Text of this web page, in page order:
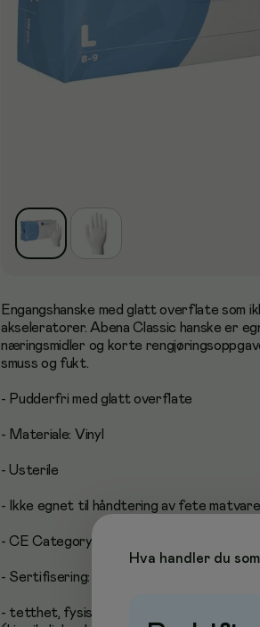
Engangshanske med glatt overflate som
akseleratorer. Abena Classic hanske er
næringsmidler og korte
smuss og fukt.
- Pudderfri med glatt overflate
- Materiale: Vinyl
- Usterile
- Ikke egnet til håndtering av fete
- CE Category III
- Sertifisering: EN 455-1, 2, 3 & 4
- tetthet, fysiske egenskaper, biologisk
Hva handler du